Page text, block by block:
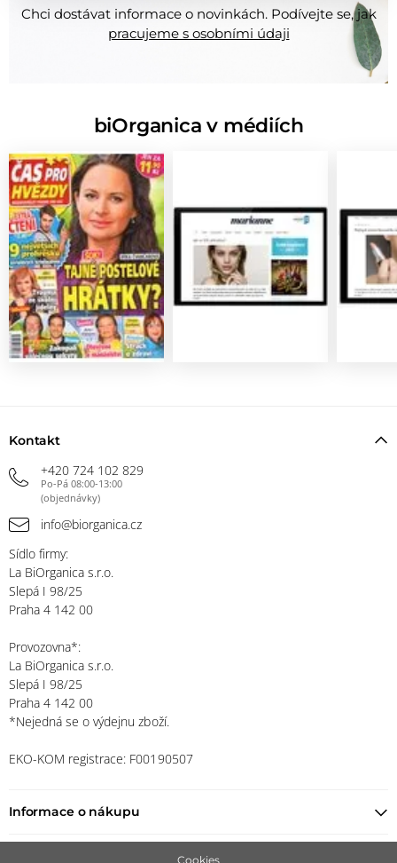
Chci dostávat informace o novinkách. Podívejte se, jak
pracujeme s osobními údaji
biOrganica v médiích
Kontakt
+420 724 102 829
Po-Pá 08:00-13:00
(objednávky)
info@biorganica.cz
Sídlo firmy:
La BiOrganica s.r.o.
Slepá I 98/25
Praha 4 142 00
Provozovna*:
La BiOrganica s.r.o.
Slepá I 98/25
Praha 4 142 00
*Nejedná se o výdejnu zboží.
EKO-KOM registrace: F00190507
Informace o nákupu
Cookies